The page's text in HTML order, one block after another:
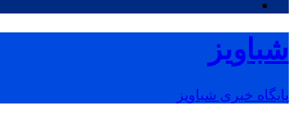
شباویز
پایگاه خبری شباویز